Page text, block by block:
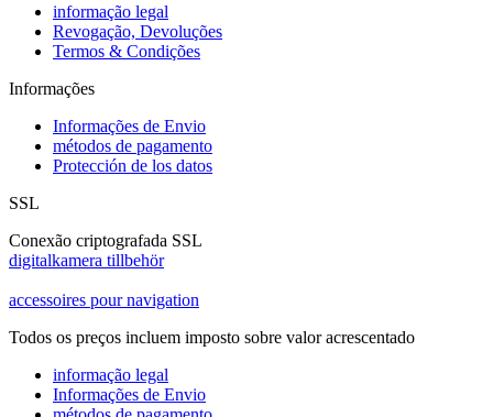
informação legal
Revogação, Devoluções
Termos & Condições
Informações
Informações de Envio
métodos de pagamento
Protección de los datos
SSL
Conexão criptografada SSL
digitalkamera tillbehör
accessoires pour navigation
Todos os preços incluem imposto sobre valor acrescentado
informação legal
Informações de Envio